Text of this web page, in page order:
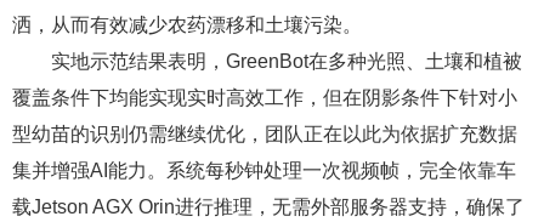
洒，从而有效减少农药漂移和土壤污染。
实地示范结果表明，GreenBot在多种光照、土壤和植被
覆盖条件下均能实现实时高效工作，但在阴影条件下针对小
型幼苗的识别仍需继续优化，团队正在以此为依据扩充数据
集并增强AI能力。系统每秒钟处理一次视频帧，完全依靠车
载Jetson AGX Orin进行推理，无需外部服务器支持，确保了